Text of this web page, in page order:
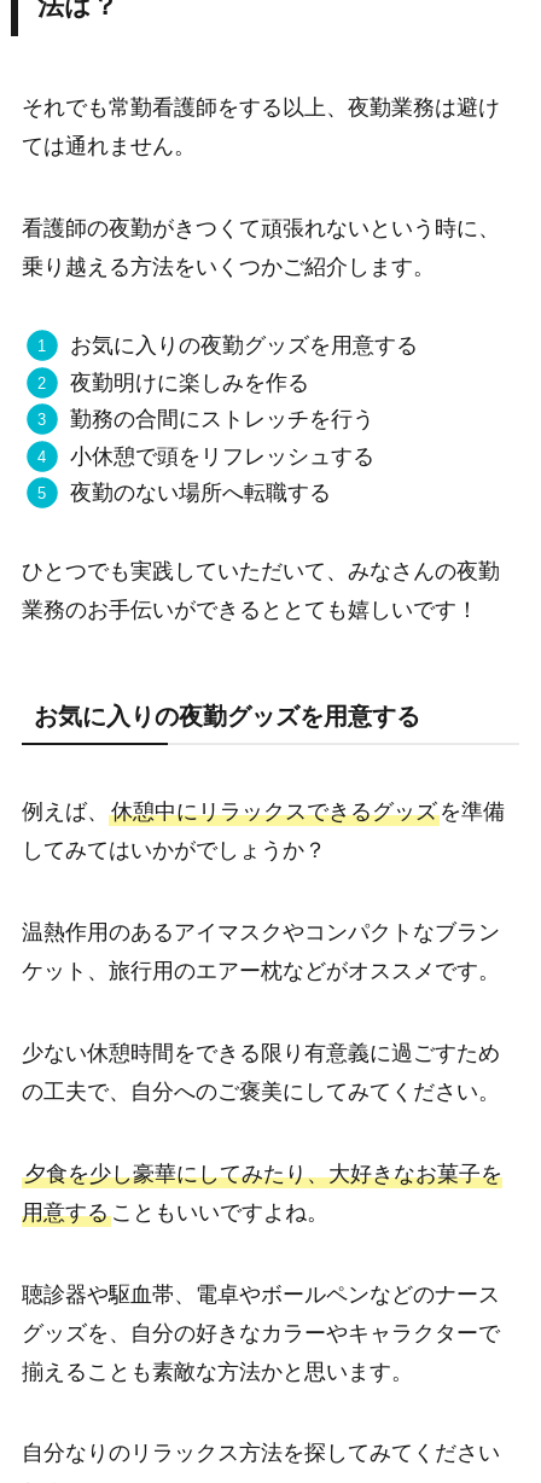
それでも常勤看護師をする以上、夜勤業務は避け
ては通れません。
看護師の夜勤がきつくて頑張れないという時に、
乗り越える方法をいくつかご紹介します。
お気に入りの夜勤グッズを用意する
夜勤明けに楽しみを作る
勤務の合間にストレッチを行う
小休憩で頭をリフレッシュする
夜勤のない場所へ転職する
ひとつでも実践していただいて、みなさんの夜勤
業務のお手伝いができるととても嬉しいです！
お気に入りの夜勤グッズを用意する
例えば、 休憩中にリラックスできるグッズを準備
してみてはいかがでしょうか？
温熱作用のあるアイマスクやコンパクトなブラン
ケット、旅行用のエアー枕などがオススメです。
少ない休憩時間をできる限り有意義に過ごすため
の工夫で、自分へのご褒美にしてみてください。
夕食を少し豪華にしてみたり、大好きなお菓子を
用意することもいいですよね。
聴診器や駆血帯、電卓やボールペンなどのナース
グッズを、自分の好きなカラーやキャラクターで
揃えることも素敵な方法かと思います。
自分なりのリラックス方法を探してみてください